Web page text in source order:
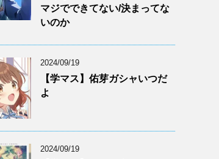
マジでできてない/決まってな
いのか
2024/09/19
【学マス】佑芽ガシャいつだ
よ
2024/09/19